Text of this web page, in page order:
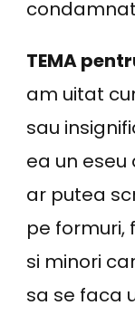
TEMA
am uitat
sau
ea un eseu
ar putea
pe formuri,
si minori
sa se faca